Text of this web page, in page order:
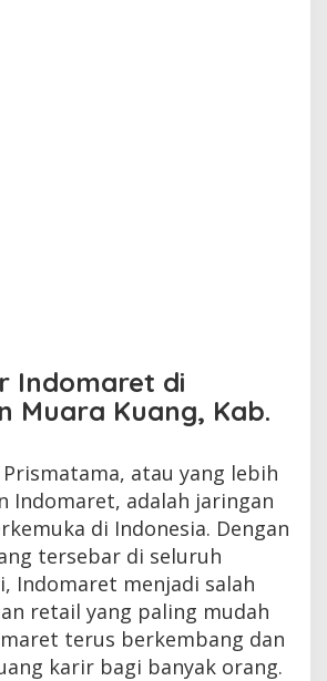
Indomaret di
Muara Kuang, Kab.
atau yang lebih
Indomaret, adalah jaringan
di Indonesia. Dengan
tersebar di seluruh
Indomaret menjadi salah
retail yang paling mudah
terus berkembang dan
karir bagi banyak orang.